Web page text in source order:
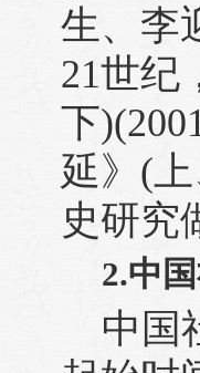
生、李
21世纪
下
延》(
史研究
2.中
中国